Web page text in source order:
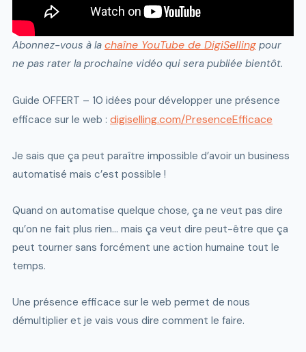
Abonnez-vous à la chaîne YouTube de DigiSelling pour
ne pas rater la prochaine vidéo qui sera publiée bientôt.
Guide OFFERT – 10 idées pour développer une présence
efficace sur le web : digiselling.com/PresenceEfficace
Je sais que ça peut paraître impossible d’avoir un business
automatisé mais c’est possible !
Quand on automatise quelque chose, ça ne veut pas dire
qu’on ne fait plus rien… mais ça veut dire peut-être que ça
peut tourner sans forcément une action humaine tout le
temps.
Une présence efficace sur le web permet de nous
démultiplier et je vais vous dire comment le faire.